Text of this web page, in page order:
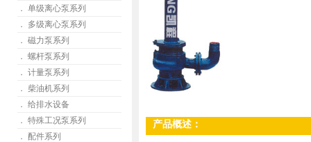
． 单级离心泵系列
． 多级离心泵系列
． 磁力泵系列
． 螺杆泵系列
． 计量泵系列
． 柴油机系列
． 给排水设备
． 特殊工况泵系列
． 配件系列
产品概述：